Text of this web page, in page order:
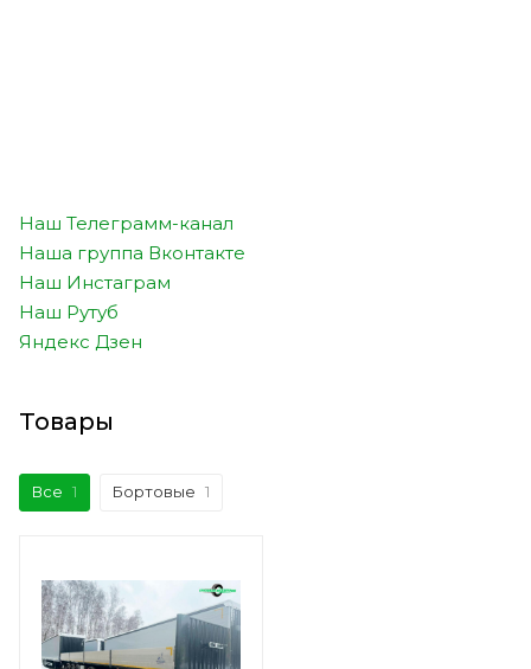
Наш Телеграмм-канал
Наша группа Вконтакте
Наш Инстаграм
Наш Рутуб
Яндекс Дзен
Товары
Все 1 Бортовые 1